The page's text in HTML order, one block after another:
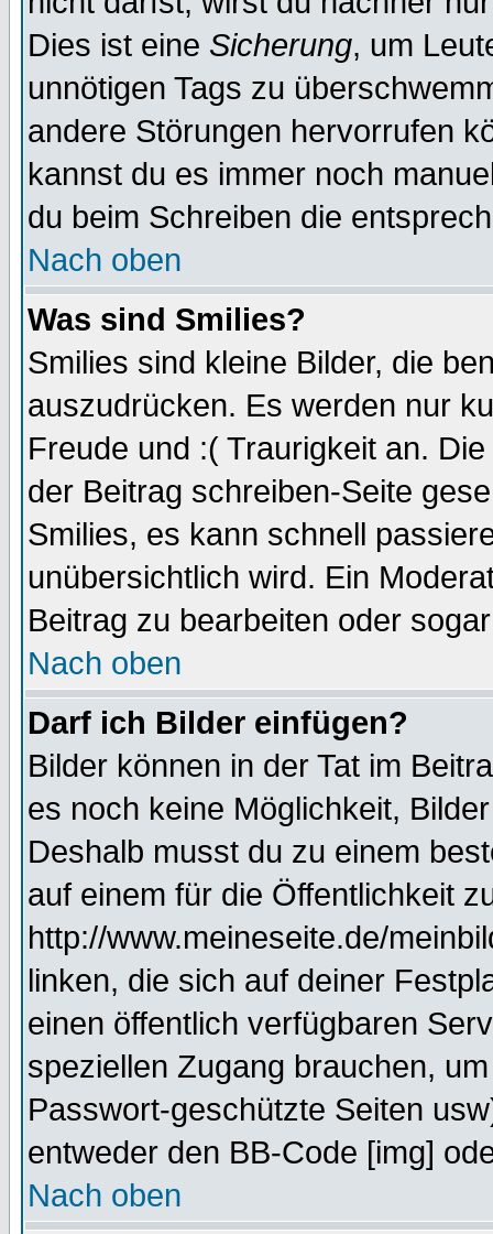
Dies ist eine Sicherung, um
unnötigen Tags zu
andere Störungen hervorrufen
kannst du es immer noch
du beim Schreiben die
Nach oben
Was sind Smilies?
Smilies sind kleine Bilder, die
auszudrücken. Es werden nur
Freude und :( Traurigkeit an.
der Beitrag schreiben-Seite
Smilies, es kann schnell
unübersichtlich wird. Ein
Beitrag zu bearbeiten oder
Nach oben
Darf ich Bilder einfügen?
Bilder können in der Tat im
es noch keine Möglichkeit,
Deshalb musst du zu einem
auf einem für die Öffentlichkeit
http://www.meineseite.de/
linken, die sich auf deiner
einen öffentlich verfügbaren
speziellen Zugang brauchen,
Passwort-geschützte Seiten
entweder den BB-Code [img]
Nach oben